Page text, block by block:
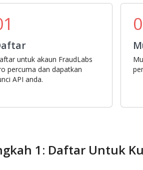
untuk akaun FraudLabs
percuma dan dapatkan
API anda.
1: Daftar Untuk